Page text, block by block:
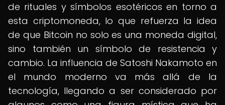
de rituales y símbolos esotéricos en torno a
esta criptomoneda, lo que refuerza la idea
de que Bitcoin no solo es una moneda digital,
sino también un símbolo de resistencia y
cambio. La influencia de Satoshi Nakamoto en
el mundo moderno va más allá de la
tecnología, llegando a ser considerado por